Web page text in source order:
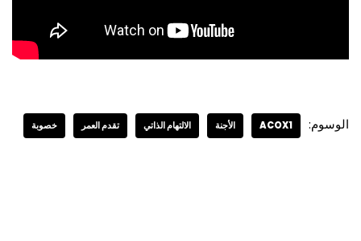
الوسوم: ACOX1 الأجنة الالتهام الذاتي تقدم العمر خصوبة